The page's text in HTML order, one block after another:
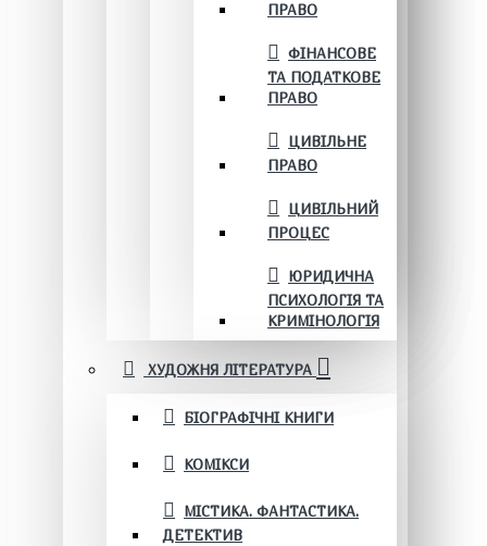
ПРАВО
ФІНАНСОВЕ
ТА ПОДАТКОВЕ
ПРАВО
ЦИВІЛЬНЕ
ПРАВО
ЦИВІЛЬНИЙ
ПРОЦЕС
ЮРИДИЧНА
ПСИХОЛОГІЯ ТА
КРИМІНОЛОГІЯ
ХУДОЖНЯ ЛІТЕРАТУРА
БІОГРАФІЧНІ КНИГИ
КОМІКСИ
МІСТИКА. ФАНТАСТИКА.
ДЕТЕКТИВ